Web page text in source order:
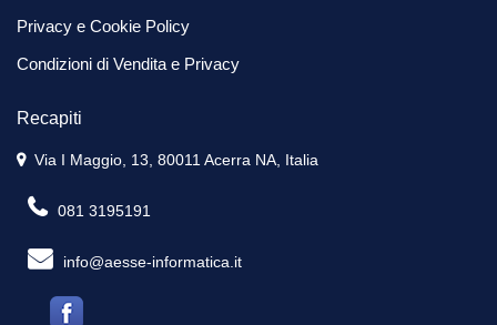
Privacy e Cookie Policy
Condizioni di Vendita e Privacy
Recapiti
Via I Maggio, 13, 80011 Acerra NA, Italia
081 3195191
info@aesse-informatica.it